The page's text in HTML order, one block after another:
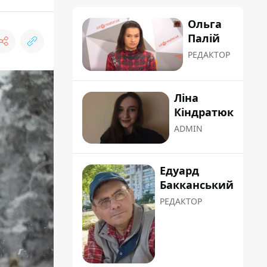
Ольга
Палій
РЕДАКТОР
Ліна
Кіндратюк
ADMIN
Едуард
Бакканський
РЕДАКТОР